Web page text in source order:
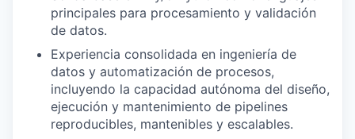
principales para procesamiento y validación
de datos.
Experiencia consolidada en ingeniería de
datos y automatización de procesos,
incluyendo la capacidad autónoma del diseño,
ejecución y mantenimiento de pipelines
reproducibles, mantenibles y escalables.